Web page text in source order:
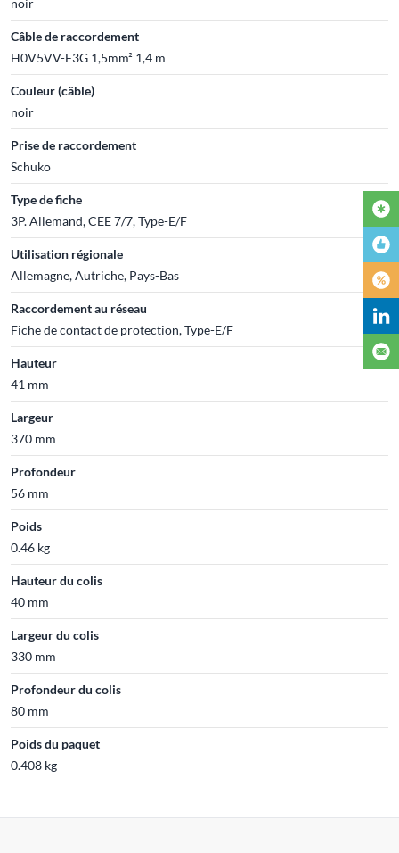
Câble de raccordement
H0V5VV-F3G 1,5mm² 1,4 m
Couleur (câble)
noir
Prise de raccordement
Schuko
Type de fiche
3P. Allemand, CEE 7/7, Type-E/F
Utilisation régionale
Allemagne, Autriche, Pays-Bas
Raccordement au réseau
Fiche de contact de protection, Type-E/F
Hauteur
41 mm
Largeur
370 mm
Profondeur
56 mm
Poids
0.46 kg
Hauteur du colis
40 mm
Largeur du colis
330 mm
Profondeur du colis
80 mm
Poids du paquet
0.408 kg